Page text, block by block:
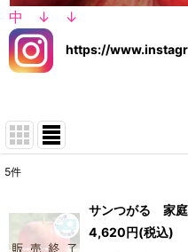
中 ↓ ↓
https://
並び順 :
5件
サンつがる 家
4,620円(税込)